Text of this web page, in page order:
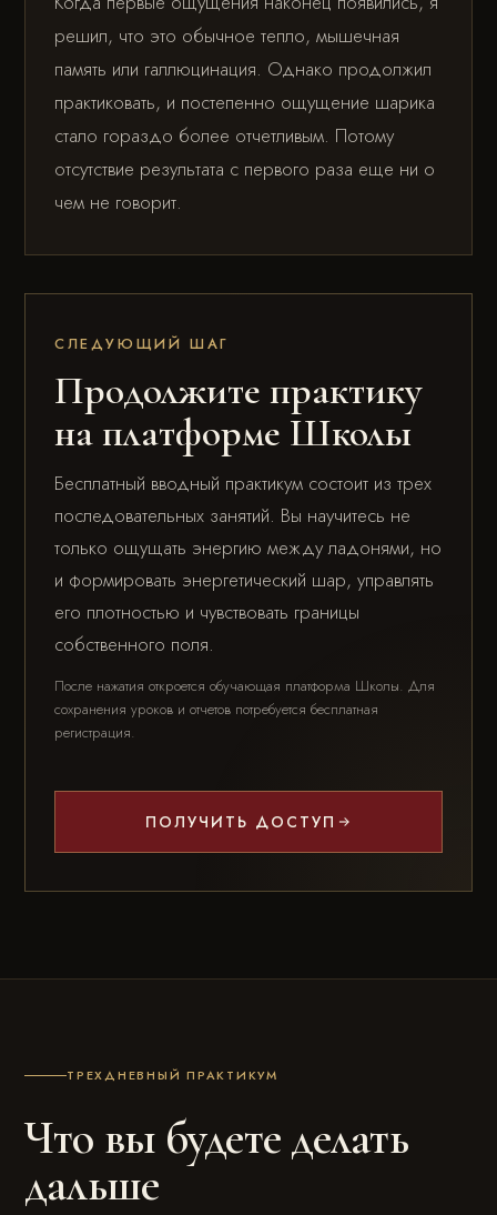
решил, что это обычное тепло, мышечная
память или галлюцинация. Однако продолжил
практиковать, и постепенно ощущение шарика
стало гораздо более отчетливым. Потому
отсутствие результата с первого раза еще ни о
чем не говорит.
СЛЕДУЮЩИЙ ШАГ
Продолжите практику
на платформе Школы
Бесплатный вводный практикум состоит из трех
последовательных занятий. Вы научитесь не
только ощущать энергию между ладонями, но
и формировать энергетический шар, управлять
его плотностью и чувствовать границы
собственного поля.
После нажатия откроется обучающая платформа Школы. Для
сохранения уроков и отчетов потребуется бесплатная
регистрация.
ПОЛУЧИТЬ ДОСТУП
ТРЕХДНЕВНЫЙ ПРАКТИКУМ
Что вы будете делать
дальше